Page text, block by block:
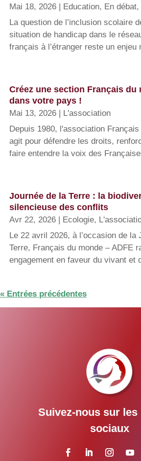
Mai 18, 2026 Education, En débat,
La question de l’inclusion scolaire
situation de handicap dans le
français à l’étranger reste un enjeu
Créez une section Français du
dans votre pays !
Mai 13, 2026
L'association
Depuis 1980, l'association
agit pour défendre les droits,
faire entendre la voix des
Journée de la Terre : la
silencieuse des conflits
Avr 22, 2026 Ecologie,
Le 22 avril 2026, à l’occasion de la
Terre, Français du monde – ADFE
engagement en faveur du vivant et
« Entrées précédentes
Suivez-nous sur les
sociaux